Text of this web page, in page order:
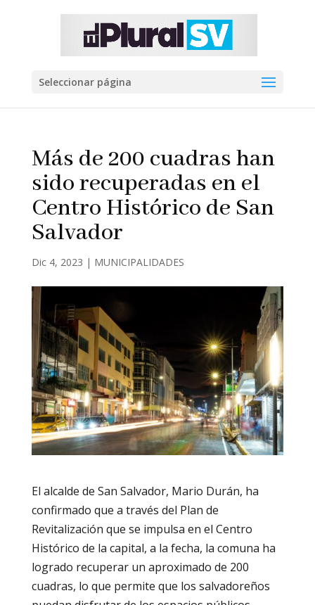
Seleccionar página
Más de 200 cuadras han
sido recuperadas en el
Centro Histórico de San
Salvador
Dic 4, 2023 | MUNICIPALIDADES
El alcalde de San Salvador, Mario Durán, ha
confirmado que a través del Plan de
Revitalización que se impulsa en el Centro
Histórico de la capital, a la fecha, la comuna ha
logrado recuperar un aproximado de 200
cuadras, lo que permite que los salvadoreños